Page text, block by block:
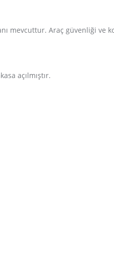
mevcuttur. Araç güvenliği ve
açılmıştır.